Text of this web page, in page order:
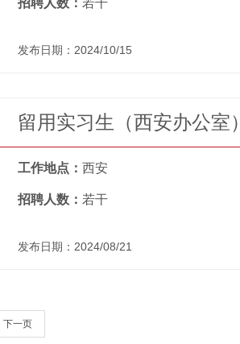
招聘人数： 若干
发布日期：2024/10/15
留用实习生（西安办公室）
工作地点：西安
招聘人数： 若干
发布日期：2024/08/21
下一页